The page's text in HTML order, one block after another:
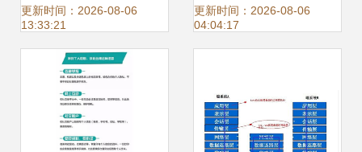
发的关键实践
更新时间：2026-08-06
13:33:21
络与信息安全软件
更新时间：2026-08-06
04:04:17